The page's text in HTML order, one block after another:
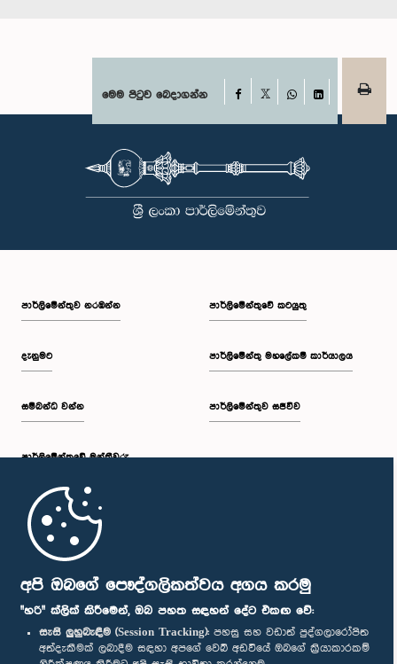
අපි ඔබගේ පෞද්ගලිකත්වය අගය කරමු
"හරි" ක්ලික් කිරීමෙන්, ඔබ පහත සඳහන් දේට එකඟ වේ:
සැසි ලුහුබැඳීම (Session Tracking): පහසු සහ වඩාත් පුද්ගලාරෝපිත
අත්දැකීමක් ලබාදීම සඳහා අපගේ වෙබ් අඩවියේ ඔබගේ ක්‍රියාකාරකම්
මෙම පිටුව බෙදාගන්න Facebook
WhatsAppLinkedIn
පාර්ලි‌මේන්තුව නරඹන්න
දැනුමට
සම්බන්ධ වන්න
පාර්ලි‌මේන්තුවේ මන්ත්‍රීවරු
මුල් පිටුව
පාර්ලිමේන්තුවේ කටයුතු
පාර්ලිමේන්තු මහලේකම් කාර්යාලය
පාර්ලිමේන්තුව සජීවීව
පාර්ලිමේන්තු ජංගම යෙදුම